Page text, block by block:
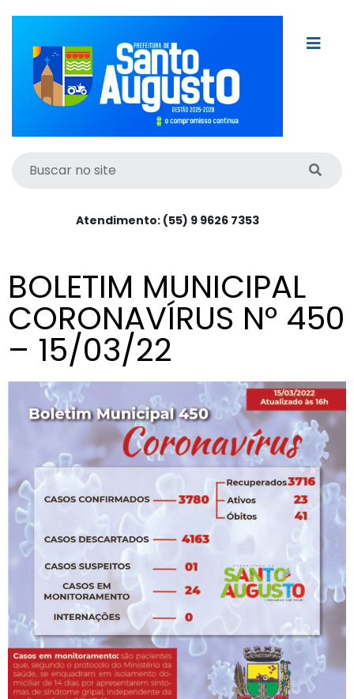
Atendimento: (55) 9 9626 7353
BOLETIM MUNICIPAL
CORONAVÍRUS N° 450
– 15/03/22